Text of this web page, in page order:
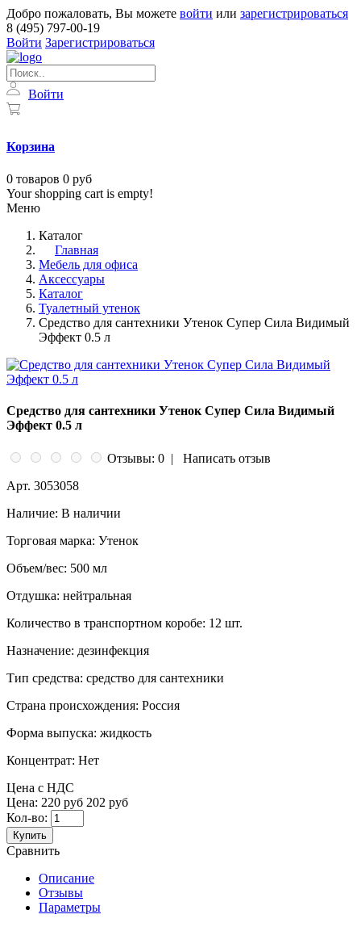
Добро пожаловать, Вы можете войти или зарегистрироваться
8 (495) 797-00-19
Войти Зарегистрироваться
Войти
Корзина
0 товаров 0 руб
Your shopping cart is empty!
Меню
Каталог
Главная
Мебель для офиса
Аксессуары
Каталог
Туалетный утенок
Средство для сантехники Утенок Супер Сила Видимый
Эффект 0.5 л
Средство для сантехники Утенок Супер Сила Видимый
Эффект 0.5 л
Отзывы: 0 |
Написать отзыв
Арт. 3053058
Наличие: В наличии
Торговая марка: Утенок
Объем/вес: 500 мл
Отдушка: нейтральная
Количество в транспортном коробе: 12 шт.
Назначение: дезинфекция
Тип средства: средство для сантехники
Страна происхождения: Россия
Форма выпуска: жидкость
Концентрат: Нет
Цена с НДС
Цена: 220 руб 202 руб
Кол-во:
Купить
Сравнить
Описание
Отзывы
Параметры